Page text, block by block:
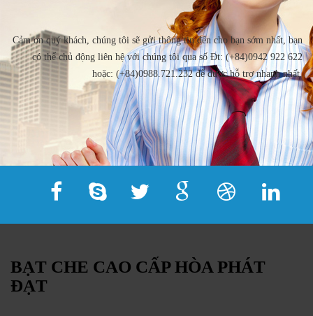
Cảm ơn quý khách, chúng tôi sẽ gửi thông tin đến cho bạn sớm nhất, bạn
có thể chủ động liên hệ với chúng tôi qua số Đt: (+84)0942 922 622
hoặc: (+84)0988.721.232 để được hỗ trợ nhanh nhất.
BẠT CHE CAO CẤP HÒA PHÁT
ĐẠT